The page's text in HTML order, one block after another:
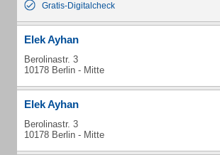
Gratis-Digitalcheck
Elek Ayhan
Berolinastr. 3
10178 Berlin - Mitte
Elek Ayhan
Berolinastr. 3
10178 Berlin - Mitte